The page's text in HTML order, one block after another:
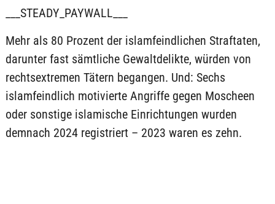
___STEADY_PAYWALL___
Mehr als 80 Prozent der islamfeindlichen Straftaten,
darunter fast sämtliche Gewaltdelikte, würden von
rechtsextremen Tätern begangen. Und: Sechs
islamfeindlich motivierte Angriffe gegen Moscheen
oder sonstige islamische Einrichtungen wurden
demnach 2024 registriert – 2023 waren es zehn.